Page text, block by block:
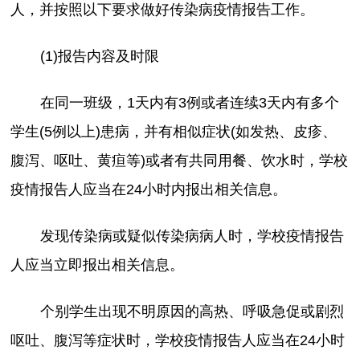
人，并按照以下要求做好传染病疫情报告工作。
(1)报告内容及时限
在同一班级，1天内有3例或者连续3天内有多个
学生(5例以上)患病，并有相似症状(如发热、皮疹、
腹泻、呕吐、黄疸等)或者有共同用餐、饮水时，学校
疫情报告人应当在24小时内报出相关信息。
发现传染病或疑似传染病病人时，学校疫情报告
人应当立即报出相关信息。
个别学生出现不明原因的高热、呼吸急促或剧烈
呕吐、腹泻等症状时，学校疫情报告人应当在24小时